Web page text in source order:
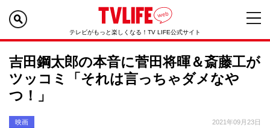
テレビがもっと楽しくなる！TV LIFE公式サイト
吉田鋼太郎の本音に菅田将暉＆斎藤工が
ツッコミ「それは言っちゃダメなや
つ！」
映画 2021年09月23日